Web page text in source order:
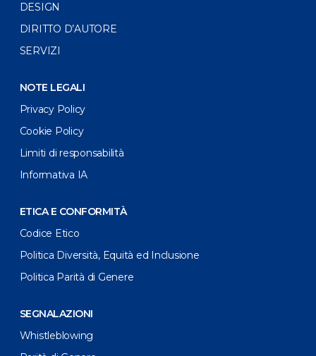
DESIGN
DIRITTO D’AUTORE
SERVIZI
NOTE LEGALI
Privacy Policy
Cookie Policy
Limiti di responsabilità
Informativa IA
ETICA E CONFORMITÀ
Codice Etico
Politica Diversità, Equità ed Inclusione
Politica Parità di Genere
SEGNALAZIONI
Whistleblowing